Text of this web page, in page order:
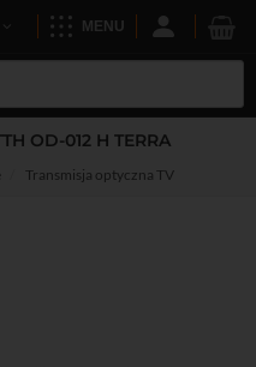
MENU
OD-012 H TERRA
Transmisja optyczna TV